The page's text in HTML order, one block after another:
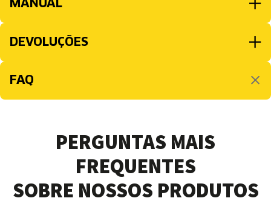
MANUAL
DEVOLUÇÕES
FAQ
PERGUNTAS MAIS
FREQUENTES
SOBRE NOSSOS PRODUTOS